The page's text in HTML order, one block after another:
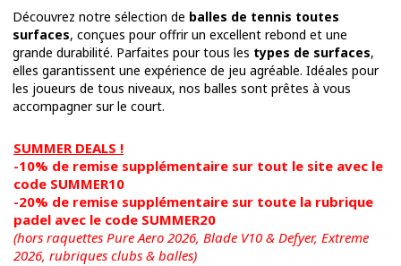
Découvrez notre sélection de balles de tennis toutes
surfaces, conçues pour offrir un excellent rebond et une
grande durabilité. Parfaites pour tous les types de surfaces,
elles garantissent une expérience de jeu agréable. Idéales pour
les joueurs de tous niveaux, nos balles sont prêtes à vous
accompagner sur le court.
SUMMER DEALS !
-10% de remise supplémentaire sur tout le site avec le
code SUMMER10
-20% de remise supplémentaire sur toute la rubrique
padel avec le code SUMMER20
(hors raquettes Pure Aero 2026, Blade V10 & Defyer, Extreme
2026, rubriques clubs & balles)